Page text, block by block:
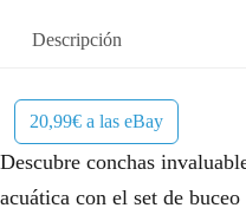
Descripción
20,99€ a las eBay
Descubre conchas
acuática con el set de